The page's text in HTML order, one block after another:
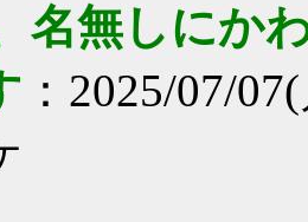
名無しにか
：2025/07/